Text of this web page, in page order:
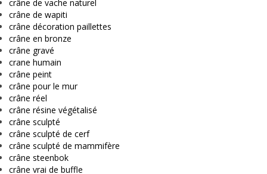
crâne de vache naturel
crâne de wapiti
crâne décoration paillettes
crâne en bronze
crâne gravé
crane humain
crâne peint
crâne pour le mur
crâne réel
crâne résine végétalisé
crâne sculpté
crâne sculpté de cerf
crâne sculpté de mammifère
crâne steenbok
crâne vrai de buffle